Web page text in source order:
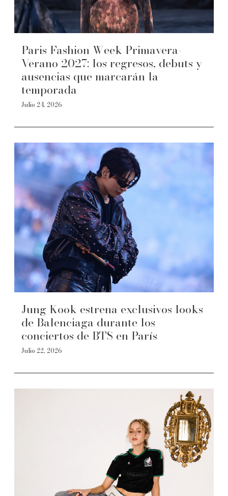
Paris Fashion Week Primavera-
Verano 2027: los regresos, debuts y
ausencias que marcarán la
temporada
Julio 24, 2026
Jung Kook estrena exclusivos looks
de Balenciaga durante los
conciertos de BTS en París
Julio 22, 2026